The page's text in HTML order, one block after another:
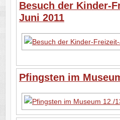
Besuch der Kinder-
Juni 2011
Pfingsten im